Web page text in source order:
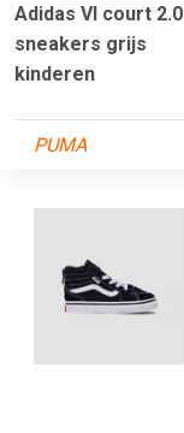
Adidas Vl court 2.0
sneakers grijs
kinderen
PUMA